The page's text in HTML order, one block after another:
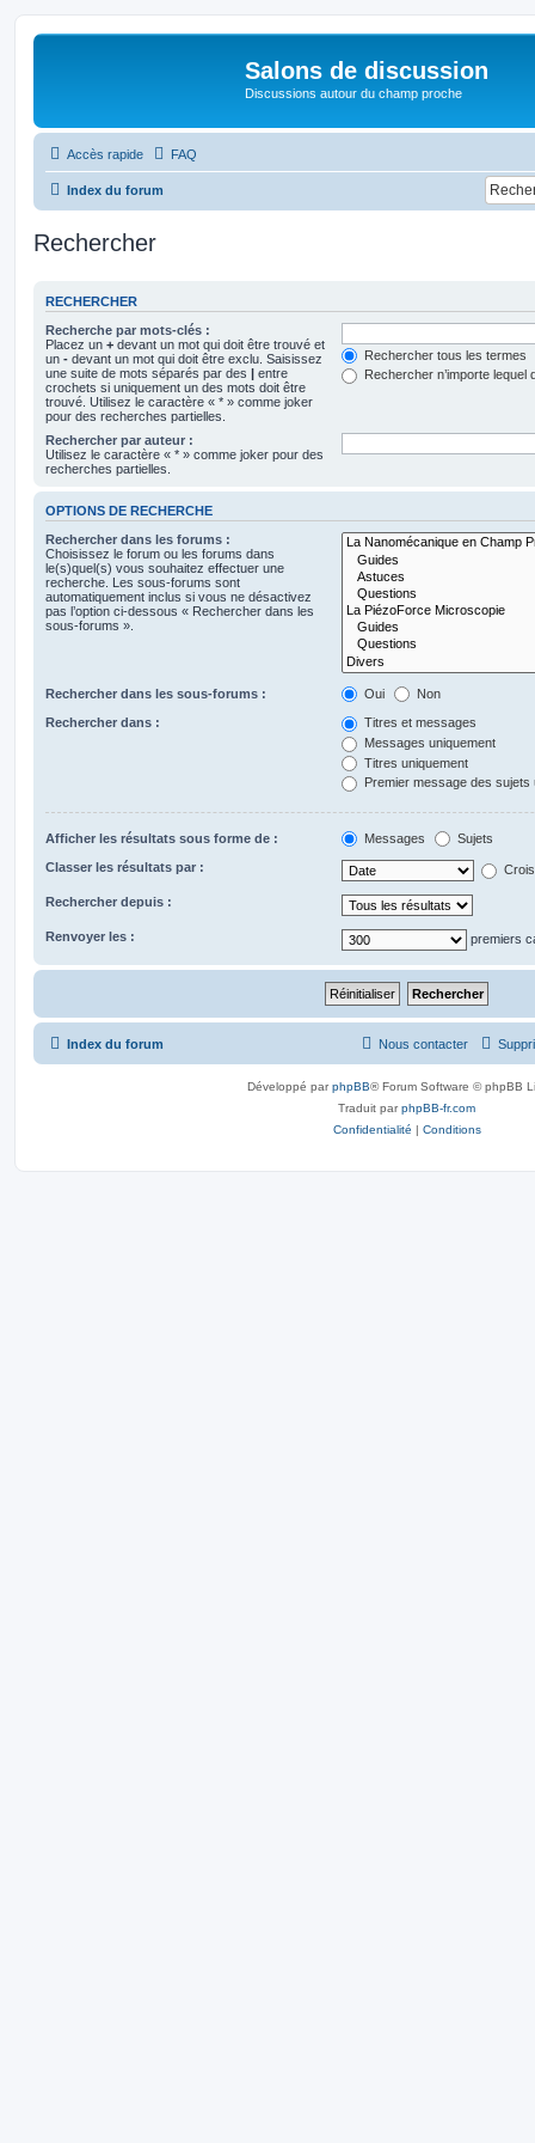
Salons de discussion
Discussions autour du champ proche
Accès rapide FAQ
Index du forum
Rechercher
RECHERCHER
Recherche par mots-clés :
Placez un + devant un mot qui doit être trouvé et
un - devant un mot qui doit être exclu. Saisissez
une suite de mots séparés par des | entre
crochets si uniquement un des mots doit être
trouvé. Utilisez le caractère « * » comme joker
pour des recherches partielles.
Rechercher tous les termes
Rechercher n’importe lequel
Rechercher par auteur :
Utilisez le caractère « * » comme joker pour des
recherches partielles.
OPTIONS DE RECHERCHE
Rechercher dans les forums :
Choisissez le forum ou les forums dans
le(s)quel(s) vous souhaitez effectuer une
recherche. Les sous-forums sont
automatiquement inclus si vous ne désactivez
pas l’option ci-dessous « Rechercher dans les
sous-forums ».
Rechercher dans les sous-forums : Oui Non
Rechercher dans :
Titres et messages
Messages uniquement
Titres uniquement
Premier message des sujets
Afficher les résultats sous forme de : Messages Sujets
Classer les résultats par :
Rechercher depuis :
Renvoyer les : premiers
Index du forum Nous contacter
Développé parphpBB® Forum Software © phpBB
Traduit parphpBB-fr.com
Confidentialité
Conditions